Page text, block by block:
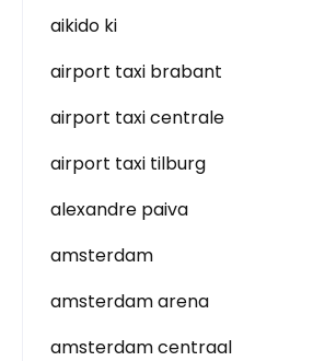
aikido ki
airport taxi brabant
airport taxi centrale
airport taxi tilburg
alexandre paiva
amsterdam
amsterdam arena
amsterdam centraal